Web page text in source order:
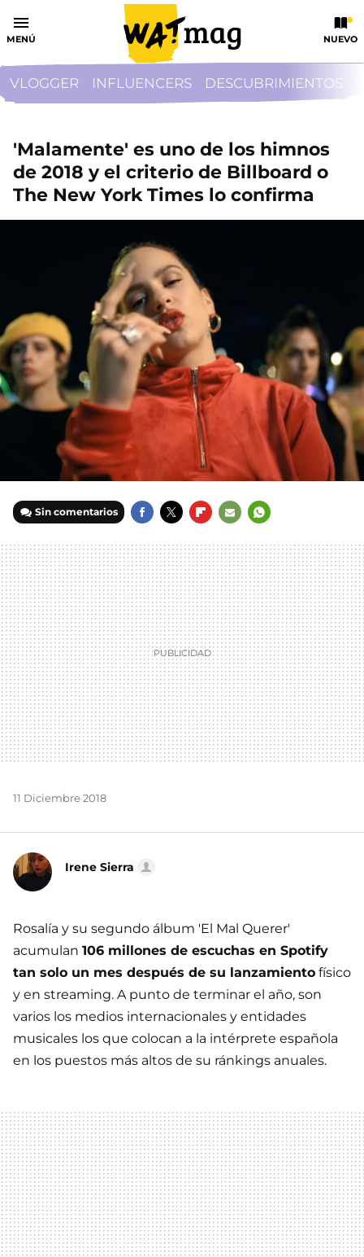
MENÚ NUEVO
VLOGGER INFLUENCERS DESCUBRIMIENTOS
'Malamente' es uno de los himnos
de 2018 y el criterio de Billboard o
The New York Times lo confirma
Sin comentarios
MAIL
11 Diciembre 2018
Irene Sierra
Rosalía y su segundo álbum 'El Mal Querer'
acumulan 106 millones de escuchas en Spotify
tan solo un mes después de su lanzamiento físico
y en streaming. A punto de terminar el año, son
varios los medios internacionales y entidades
musicales los que colocan a la intérprete española
en los puestos más altos de su ránkings anuales.